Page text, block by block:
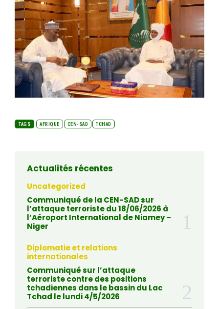
TAGS AFRIQUE CEN-SAD TCHAD
Actualités récentes
Uncategorized
Communiqué de la CEN-SAD sur
l’attaque terroriste du 18/06/2026 à
l’Aéroport International de Niamey –
Niger
Diplomatie et relations
internationales
Communiqué sur l’attaque
terroriste contre des positions
tchadiennes dans le bassin du Lac
Tchad le lundi 4/5/2026